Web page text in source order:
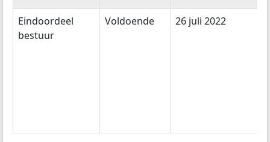
Eindoordeel
bestuur
Voldoende 26 juli 2022